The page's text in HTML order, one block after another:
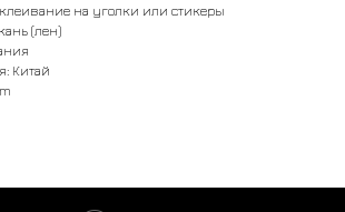
на уголки или стикеры
(лен)
Китай